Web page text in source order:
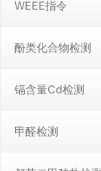
WEEE指令
酚类化合物检测
镉含量Cd检测
甲醛检测